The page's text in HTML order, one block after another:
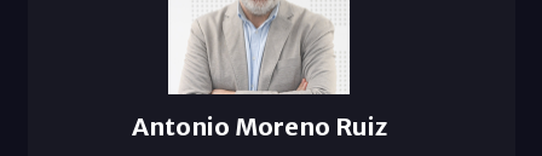
Antonio Moreno Ruiz